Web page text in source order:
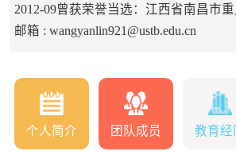
2012-09曾获荣誉当选：江西省南昌市
邮箱 : wangyanlin921@ustb.edu.cn
个人简介 团队成员 教育经